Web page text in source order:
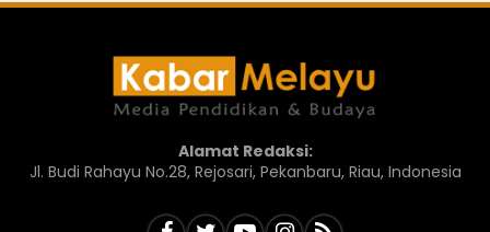
Alamat Redaksi:
Jl. Budi Rahayu No.28, Rejosari, Pekanbaru, Riau, Indonesia